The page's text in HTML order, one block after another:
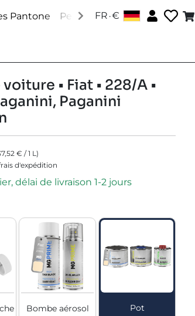
Pantone Peintures RAL Peintures
FR .€
• Fiat • 228/A •
Paganini
€ /1 L)
d'expédition
délai de livraison 1-2 jours
Bombe aérosol Pot